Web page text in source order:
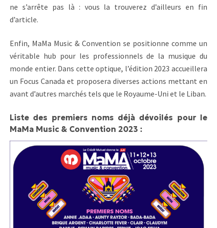
ne s’arrête pas là : vous la trouverez d’ailleurs en fin
d’article.
Enfin, MaMa Music & Convention se positionne comme un
véritable hub pour les professionnels de la musique du
monde entier. Dans cette optique, l’édition 2023 accueillera
un Focus Canada et proposera diverses actions mettant en
avant d’autres marchés tels que le Royaume-Uni et le Liban.
Liste des premiers noms déjà dévoilés pour le
MaMa Music & Convention 2023 :